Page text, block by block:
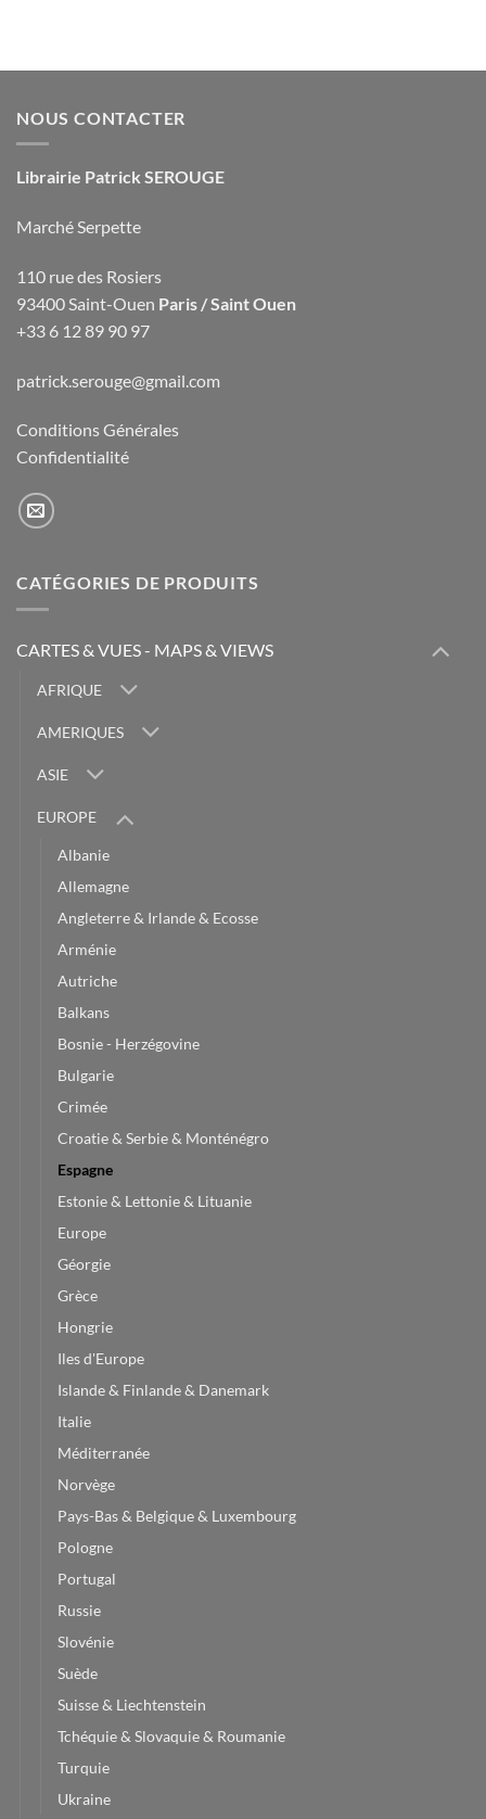
NOUS CONTACTER
Librairie Patrick SEROUGE
Marché Serpette
110 rue des Rosiers
93400 Saint-Ouen Paris / Saint Ouen
+33 6 12 89 90 97
patrick.serouge@gmail.com
Conditions Générales
Confidentialité
CATÉGORIES DE PRODUITS
CARTES & VUES - MAPS & VIEWS
AFRIQUE
AMERIQUES
ASIE
EUROPE
Albanie
Allemagne
Angleterre & Irlande & Ecosse
Arménie
Autriche
Balkans
Bosnie - Herzégovine
Bulgarie
Crimée
Croatie & Serbie & Monténégro
Espagne
Estonie & Lettonie & Lituanie
Europe
Géorgie
Grèce
Hongrie
Iles d'Europe
Islande & Finlande & Danemark
Italie
Méditerranée
Norvège
Pays-Bas & Belgique & Luxembourg
Pologne
Portugal
Russie
Slovénie
Suède
Suisse & Liechtenstein
Tchéquie & Slovaquie & Roumanie
Turquie
Ukraine